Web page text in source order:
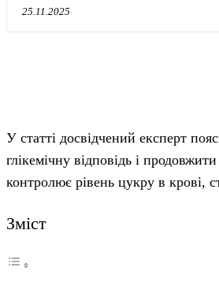
25.11.2025
У статті досвідчений експерт
глікемічну відповідь і
контролює рівень цукру в крові,
Зміст